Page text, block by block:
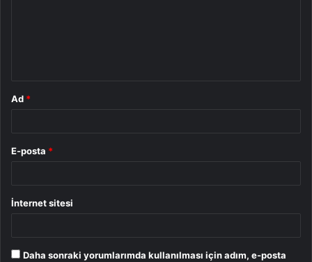
Ad *
E-posta *
İnternet sitesi
Daha sonraki yorumlarımda kullanılması için adım, e-posta